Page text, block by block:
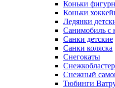
Коньки
Коньки
Ледянки
Санимобиль с
Санки детские
Санки коляска
Снегокаты
Снежный
Тюбинги